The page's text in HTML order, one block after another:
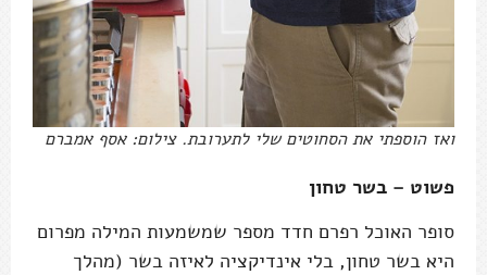
ואז הוספתי את הסחוטים שלי לתערובת. צילום: אסף אמברם
פשוט – בשר טחון
סופר האוכל רפרם חדד מספר שמשמעות המילה מפרום
היא בשר טחון, בלי אינדיקציה לאיזה בשר (מהלך